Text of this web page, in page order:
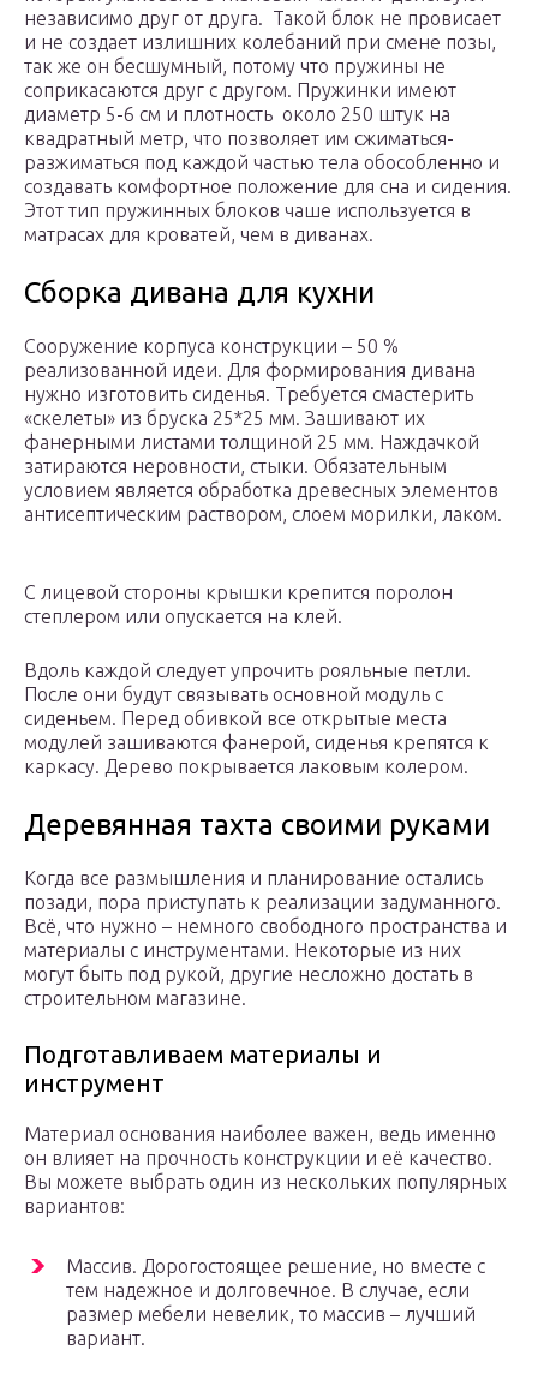
независимо друг от друга. Такой блок не провисает
и не создает излишних колебаний при смене позы,
так же он бесшумный, потому что пружины не
соприкасаются друг с другом. Пружинки имеют
диаметр 5-6 см и плотность около 250 штук на
квадратный метр, что позволяет им сжиматься-
разжиматься под каждой частью тела обособленно и
создавать комфортное положение для сна и сидения.
Этот тип пружинных блоков чаше используется в
матрасах для кроватей, чем в диванах.
Сборка дивана для кухни
Сооружение корпуса конструкции – 50 %
реализованной идеи. Для формирования дивана
нужно изготовить сиденья. Требуется смастерить
«скелеты» из бруска 25*25 мм. Зашивают их
фанерными листами толщиной 25 мм. Наждачкой
затираются неровности, стыки. Обязательным
условием является обработка древесных элементов
антисептическим раствором, слоем морилки, лаком.
С лицевой стороны крышки крепится поролон
степлером или опускается на клей.
Вдоль каждой следует упрочить рояльные петли.
После они будут связывать основной модуль с
сиденьем. Перед обивкой все открытые места
модулей зашиваются фанерой, сиденья крепятся к
каркасу. Дерево покрывается лаковым колером.
Деревянная тахта своими руками
Когда все размышления и планирование остались
позади, пора приступать к реализации задуманного.
Всё, что нужно – немного свободного пространства и
материалы с инструментами. Некоторые из них
могут быть под рукой, другие несложно достать в
строительном магазине.
Подготавливаем материалы и
инструмент
Материал основания наиболее важен, ведь именно
он влияет на прочность конструкции и её качество.
Вы можете выбрать один из нескольких популярных
вариантов:
Массив. Дорогостоящее решение, но вместе с
тем надежное и долговечное. В случае, если
размер мебели невелик, то массив – лучший
вариант.